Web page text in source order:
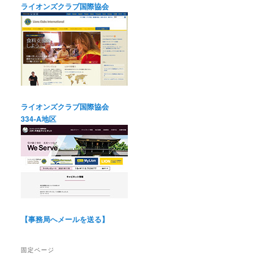
ライオンズクラブ国際協会
ライオンズクラブ国際協会
334-A地区
【事務局へメールを送る】
固定ページ